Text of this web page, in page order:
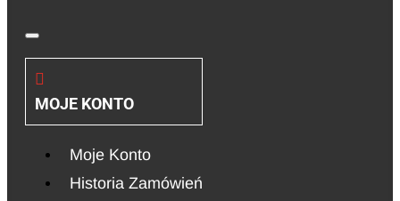
MOJE KONTO
Moje Konto
Historia Zamówień